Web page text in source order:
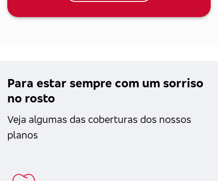
Para estar sempre com um sorriso
no rosto
Veja algumas das coberturas dos nossos
planos